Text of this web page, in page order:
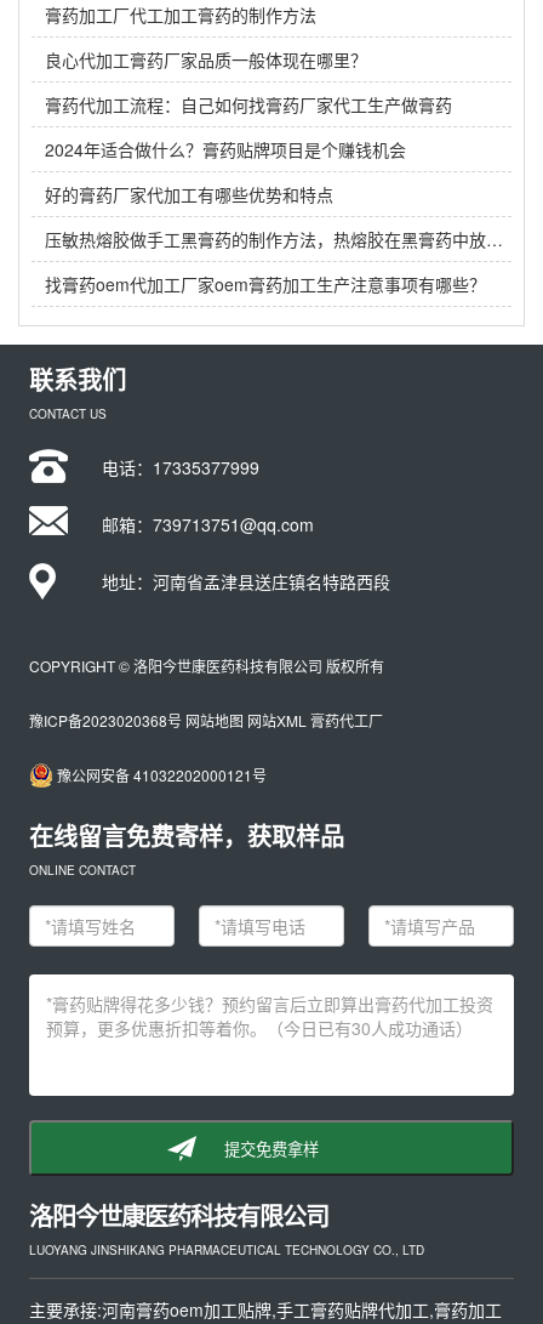
膏药加工厂代工加工膏药的制作方法
良心代加工膏药厂家品质一般体现在哪里？
膏药代加工流程：自己如何找膏药厂家代工生产做膏药
2024年适合做什么？膏药贴牌项目是个赚钱机会
好的膏药厂家代加工有哪些优势和特点
压敏热熔胶做手工黑膏药的制作方法，热熔胶在黑膏药中放多少？
找膏药oem代加工厂家oem膏药加工生产注意事项有哪些？
联系我们
CONTACT US
电话： 17335377999
邮箱：739713751@qq.com
地址：河南省孟津县送庄镇名特路西段
COPYRIGHT © 洛阳今世康医药科技有限公司 版权所有
豫ICP备2023020368号 网站地图 网站XML 膏药代工厂
豫公网安备 41032202000121号
在线留言免费寄样，获取样品
ONLINE CONTACT
提交免费拿样
洛阳今世康医药科技有限公司
LUOYANG JINSHIKANG PHARMACEUTICAL TECHNOLOGY CO., LTD
主要承接:河南膏药oem加工贴牌,手工膏药贴牌代加工,膏药加工